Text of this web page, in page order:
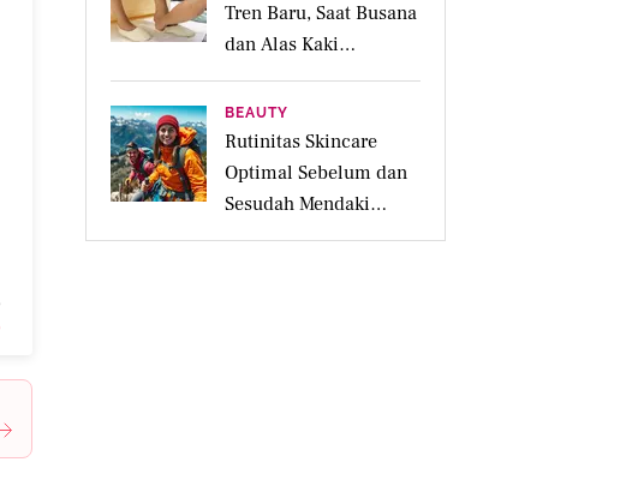
Tren Baru, Saat Busana
dan Alas Kaki
Membantu Mood Lebih
Positif
BEAUTY
Rutinitas Skincare
Optimal Sebelum dan
Sesudah Mendaki
Gunung